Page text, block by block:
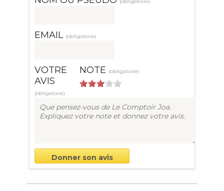
(obligatoire)
EMAIL (obligatoire)
NOTE (obligatoire)
VOTRE
AVIS
(obligatoire)